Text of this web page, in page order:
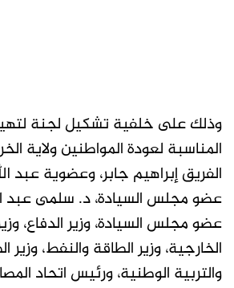
وذلك على خلفية تشكيل لجنة
المناسبة لعودة المواطنين ولاية
الفريق إبراهيم جابر، وعضوية عبد
عضو مجلس السيادة، د. سلمى عبد
عضو مجلس السيادة، وزير الدفاع،
الخارجية، وزير الطاقة والنفط، وزير
والتربية الوطنية، ورئيس اتحاد